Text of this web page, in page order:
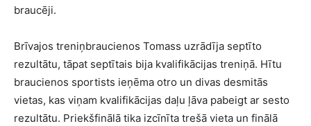
braucēji.
Brīvajos treniņbraucienos Tomass uzrādīja septīto
rezultātu, tāpat septītais bija kvalifikācijas treniņā. Hītu
braucienos sportists ieņēma otro un divas desmitās
vietas, kas viņam kvalifikācijas daļu ļāva pabeigt ar sesto
rezultātu. Priekšfinālā tika izcīnīta trešā vieta un finālā